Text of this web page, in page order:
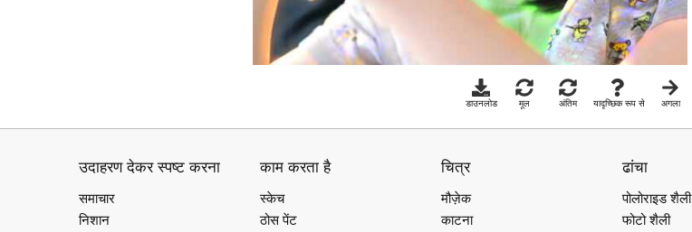
डाउनलोड मूल अंतिम यादृच्छिक रूप से अगला
उदाहरण देकर स्पष्ट करना
समाचार
निशान
काम करता है
स्केच
ठोस पेंट
चित्र
मौज़ेक
काटना
ढांचा
पोलोराइड शैली
फोटो शैली